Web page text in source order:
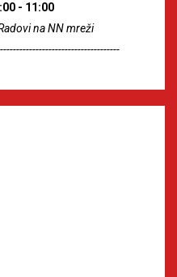
- 11:00
na NN mreži